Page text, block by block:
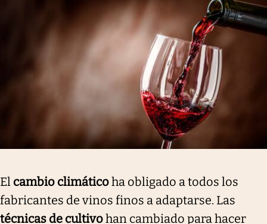
El cambio climáticoha obligado a todos los
fabricantes de vinos finos a adaptarse. Las
técnicas de cultivohan cambiado para hacer